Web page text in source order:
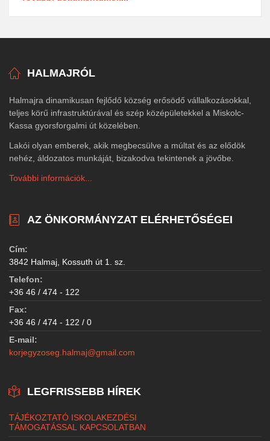
HALMAJRÓL
Halmajra dinamikusan fejlődő község erősödő vállalkozásokkal,
teljes körű infrastruktúrával és szép középületekkel a Miskolc-
Kassa gyorsforgalmi út közelében.
Lakói olyan emberek, akik megbecsülve a múltat és az elődök
nehéz, áldozatos munkáját, bizakodva tekintenek a jövőbe.
További információk...
AZ ÖNKORMÁNYZAT ELÉRHETŐSÉGEI
Cím:
3842 Halmaj, Kossuth út 1. sz.
Telefon:
+36 46 / 474 - 122
Fax:
+36 46 / 474 - 122 / 0
E-mail:
korjegyzoseg.halmaj@gmail.com
LEGFRISSEBB HÍREK
TÁJÉKOZTATÓ ISKOLAKEZDÉSI
TÁMOGATÁSSAL KAPCSOLATBAN